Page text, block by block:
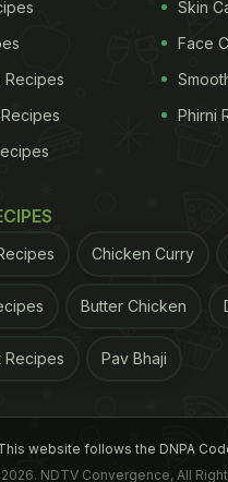
Recipes
Skin
Face
Phirni
Chicken Curry
Butter Chicken
Recipes Pav Bhaji
website follows the DNPA
NDTV Convergence, All